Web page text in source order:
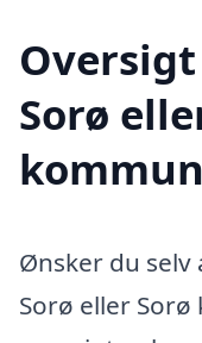
Sorø
Ønsker du selv
Sorø eller